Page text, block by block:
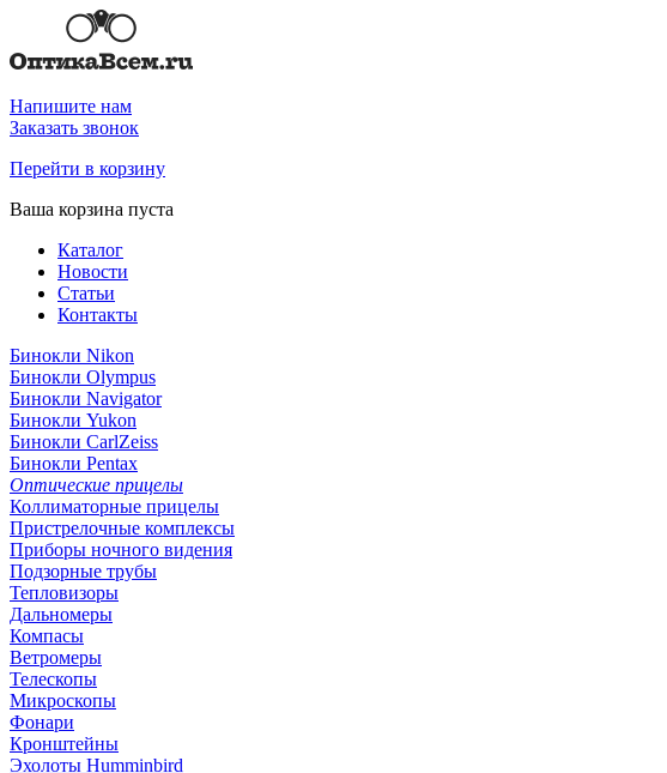
Напишите нам
Заказать звонок
Перейти в корзину
Ваша корзина пуста
Каталог
Новости
Статьи
Контакты
Бинокли Nikon
Бинокли Olympus
Бинокли Navigator
Бинокли Yukon
Бинокли CarlZeiss
Бинокли Pentax
Оптические прицелы
Коллиматорные прицелы
Пристрелочные комплексы
Приборы ночного видения
Подзорные трубы
Тепловизоры
Дальномеры
Компасы
Ветромеры
Телескопы
Микроскопы
Фонари
Кронштейны
Эхолоты Humminbird